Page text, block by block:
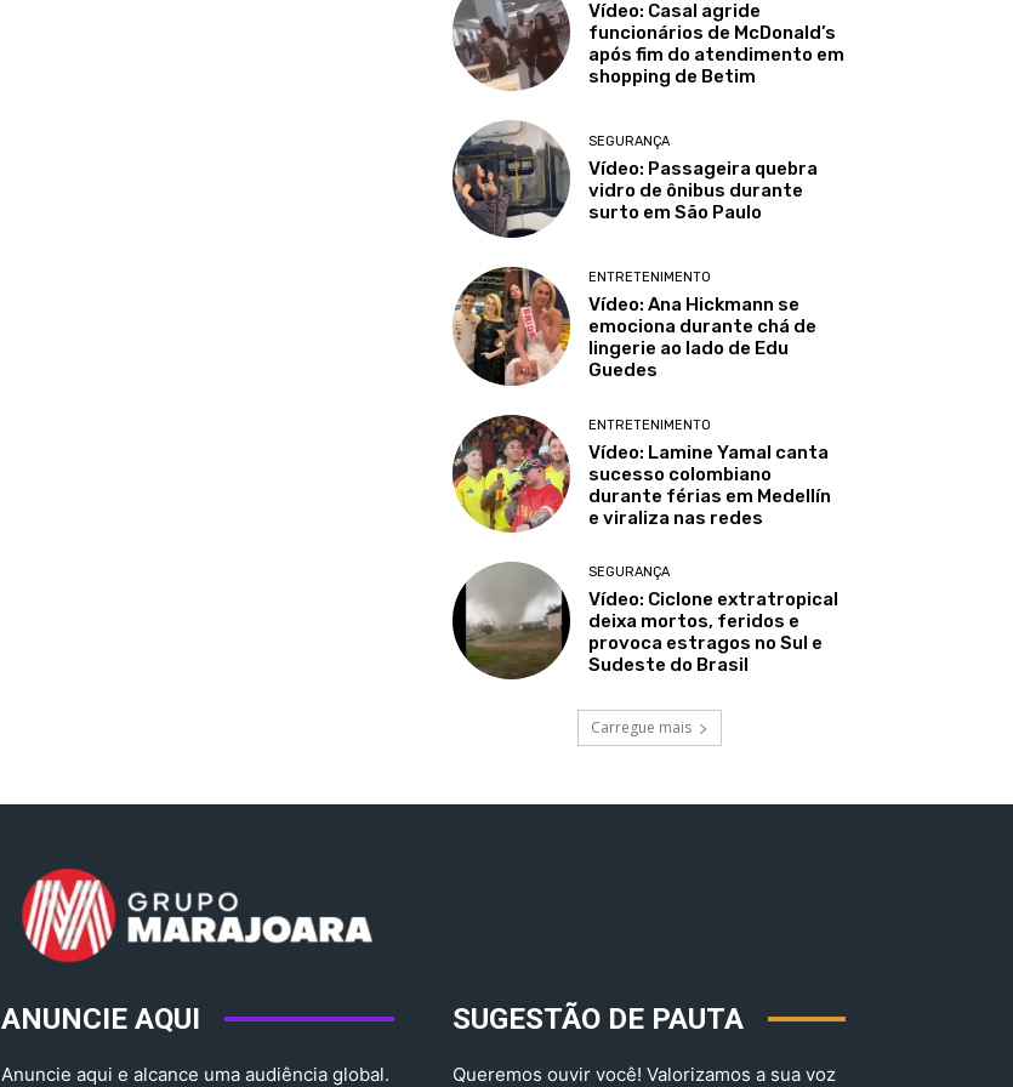
Vídeo: Casal agride
funcionários de McDonald’s
após fim do atendimento em
shopping de Betim
SEGURANÇA
Vídeo: Passageira quebra
vidro de ônibus durante
surto em São Paulo
ENTRETENIMENTO
Vídeo: Ana Hickmann se
emociona durante chá de
lingerie ao lado de Edu
Guedes
ENTRETENIMENTO
Vídeo: Lamine Yamal canta
sucesso colombiano
durante férias em Medellín
e viraliza nas redes
SEGURANÇA
Vídeo: Ciclone extratropical
deixa mortos, feridos e
provoca estragos no Sul e
Sudeste do Brasil
Carregue mais
ANUNCIE AQUI
Anuncie aqui e alcance uma audiência global.
SUGESTÃO DE PAUTA
Queremos ouvir você! Valorizamos a sua voz